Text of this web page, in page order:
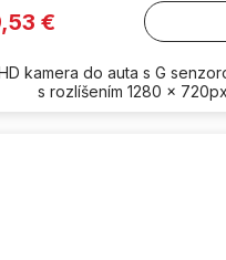
€
kamera do auta s G
s rozlíšením 1280 x 720px